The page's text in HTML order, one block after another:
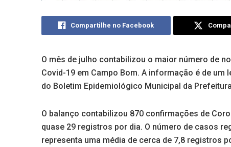
Compartilhe no Facebook
O mês de julho contabilizou o maior número de
Covid-19 em Campo Bom. A informação é de
do Boletim Epidemiológico Municipal da
O balanço contabilizou 870 confirmações de
quase 29 registros por dia. O número de casos
representa uma média de cerca de 7,8 registros